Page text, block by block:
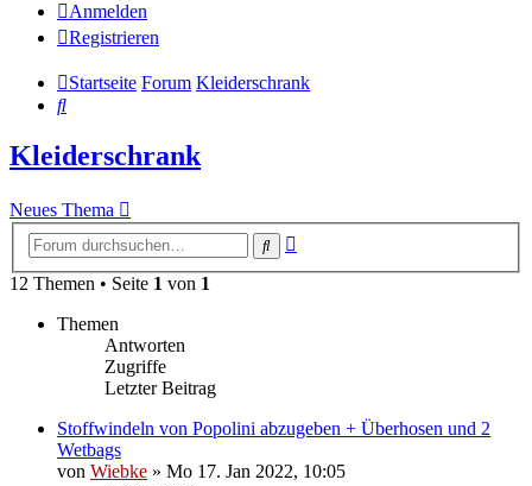
Anmelden
Registrieren
Startseite Forum Kleiderschrank
Suche
Kleiderschrank
Neues Thema
Suche
12 Themen • Seite 1 von 1
Themen
Antworten
Zugriffe
Letzter Beitrag
Stoffwindeln von Popolini abzugeben + Überhosen und 2
Wetbags
von Wiebke » Mo 17. Jan 2022, 10:05